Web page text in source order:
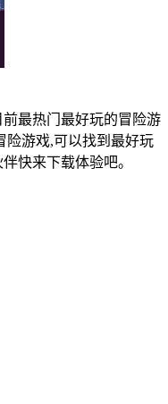
最热门最好玩的冒险游
险游戏,可以找到最好玩
快来下载体验吧。